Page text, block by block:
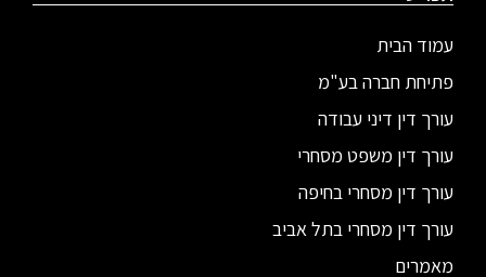
עמוד הבית
פתיחת חברה בע"מ
עורך דין דיני עבודה
עורך דין משפט מסחרי
עורך דין מסחרי בחיפה
עורך דין מסחרי בתל אביב
מאמרים